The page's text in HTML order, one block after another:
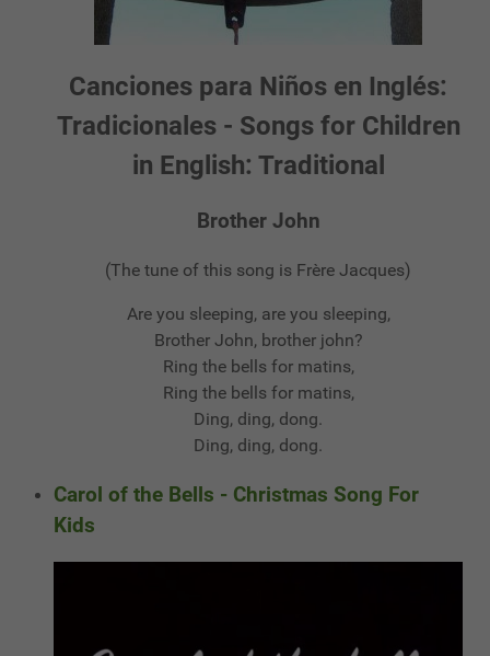
Canciones para Niños en Inglés:
Tradicionales - Songs for Children
in English: Traditional
Brother John
(The tune of this song is Frère Jacques)
Are you sleeping, are you sleeping,
Brother John, brother john?
Ring the bells for matins,
Ring the bells for matins,
Ding, ding, dong.
Ding, ding, dong.
Carol of the Bells - Christmas Song For
Kids